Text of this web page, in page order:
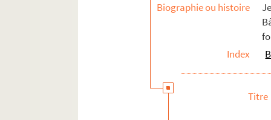
Biographie ou histoire
Index
Titre